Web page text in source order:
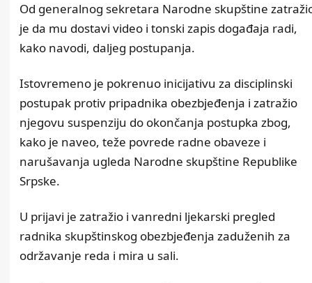
Od generalnog sekretara Narodne skupštine
je da mu dostavi video i tonski zapis događaja radi,
kako navodi, daljeg postupanja.
Istovremeno je pokrenuo inicijativu za disciplinski
postupak protiv pripadnika obezbjeđenja i zatražio
njegovu suspenziju do okončanja postupka zbog,
kako je naveo, teže povrede radne obaveze i
narušavanja ugleda Narodne skupštine Republike
Srpske.
U prijavi je zatražio i vanredni ljekarski pregled
radnika skupštinskog obezbjeđenja zaduženih za
održavanje reda i mira u sali.